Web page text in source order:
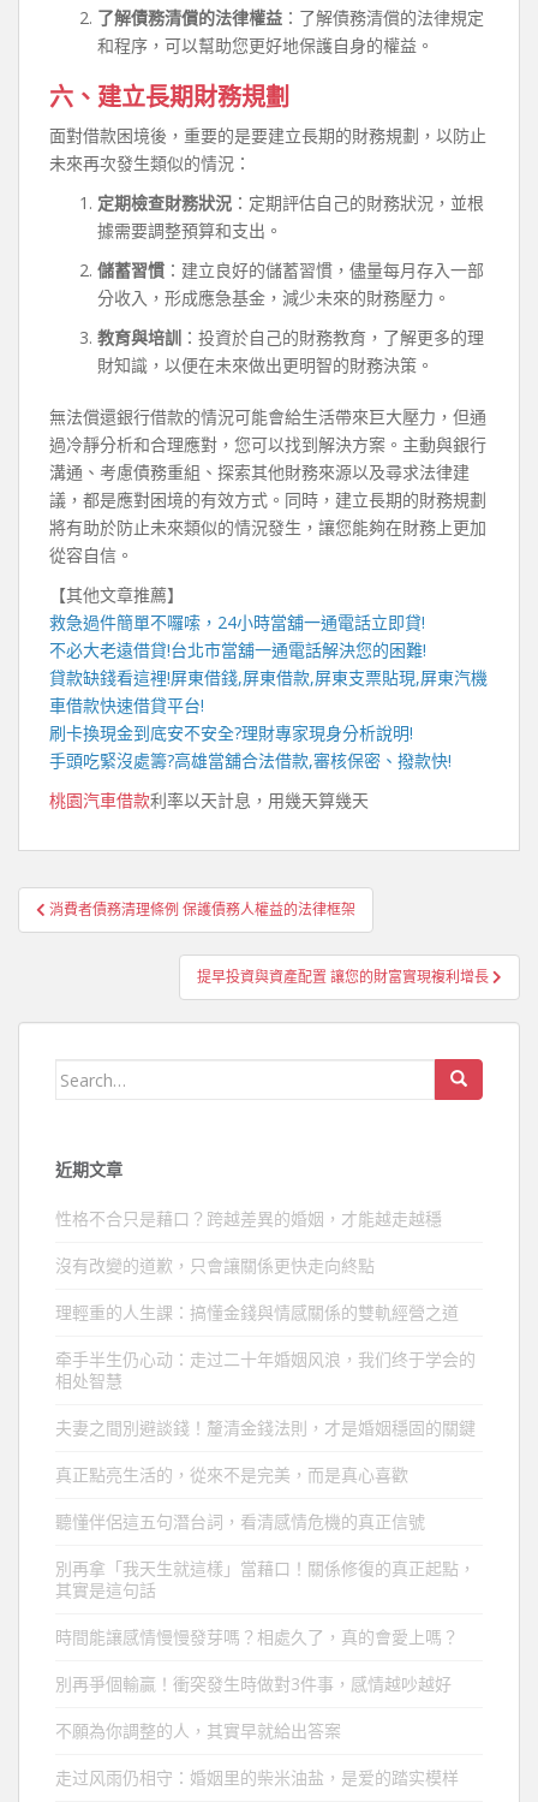
了解債務清償的法律權益 ：了解債務清償的法律規定
和程序，可以幫助您更好地保護自身的權益。
六、建立長期財務規劃
面對借款困境後，重要的是要建立長期的財務規劃，以防止
未來再次發生類似的情況：
定期檢查財務狀況 ：定期評估自己的財務狀況，並根
據需要調整預算和支出。
儲蓄習慣 ：建立良好的儲蓄習慣，儘量每月存入一部
分收入，形成應急基金，減少未來的財務壓力。
教育與培訓 ：投資於自己的財務教育，了解更多的理
財知識，以便在未來做出更明智的財務決策。
無法償還銀行借款的情況可能會給生活帶來巨大壓力，但通
過冷靜分析和合理應對，您可以找到解決方案。主動與銀行
溝通、考慮債務重組、探索其他財務來源以及尋求法律建
議，都是應對困境的有效方式。同時，建立長期的財務規劃
將有助於防止未來類似的情況發生，讓您能夠在財務上更加
從容自信。
【其他文章推薦】
救急過件簡單不囉嗦， 24小時當舖一通電話立即貸!
不必大老遠借貸!台北市當舖一通電話解決您的困難!
貸款缺錢看這裡!屏東借錢,屏東借款,屏東支票貼現,屏東汽機
車借款快速借貸平台!
刷卡換現金到底安不安全?理財專家現身分析說明!
手頭吃緊沒處籌?高雄當舖合法借款,審核保密、撥款快!
桃園汽車借款利率以天計息，用幾天算幾天
文
章
消費者債務清理條例 保護債務人權益的法律框架
提早投資與資產配置 讓您的財富實現複利增長
Search
近期文章
性格不合只是藉口？跨越差異的婚姻，才能越走越穩
沒有改變的道歉，只會讓關係更快走向終點
理輕重的人生課：搞懂金錢與情感關係的雙軌經營之道
牵手半生仍心动：走过二十年婚姻风浪，我们终于学会的
相处智慧
夫妻之間別避談錢！釐清金錢法則，才是婚姻穩固的關鍵
真正點亮生活的，從來不是完美，而是真心喜歡
聽懂伴侶這五句潛台詞，看清感情危機的真正信號
別再拿「我天生就這樣」當藉口！關係修復的真正起點，
其實是這句話
時間能讓感情慢慢發芽嗎？相處久了，真的會愛上嗎？
別再爭個輸贏！衝突發生時做對3件事，感情越吵越好
不願為你調整的人，其實早就給出答案
走过风雨仍相守：婚姻里的柴米油盐，是爱的踏实模样